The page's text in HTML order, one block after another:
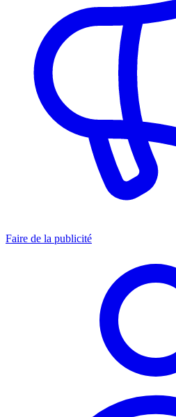
Faire de la publicité